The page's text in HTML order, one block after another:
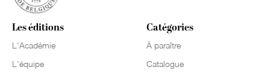
Les éditions
L'Académie
L'équipe
Catégories
À paraître
Catalogue